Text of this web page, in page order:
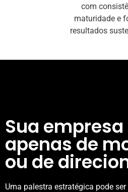
com
maturidade e
resultados
Sua
apenas de
ou de
Uma palestra estratégica pode